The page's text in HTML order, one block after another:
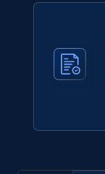
eCommerce
912+